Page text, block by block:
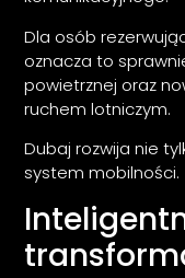
Dla osób
oznacza to
powietrznej oraz
ruchem lotniczym.
Dubaj rozwija nie
system mobilności.